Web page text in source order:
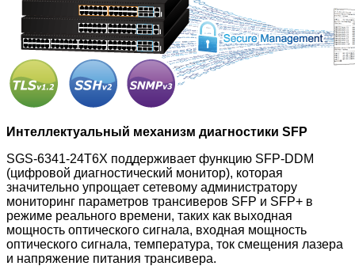
Интеллектуальный механизм диагностики SFP
SGS-6341-24T6X поддерживает функцию SFP-DDM
(цифровой диагностический монитор), которая
значительно упрощает сетевому администратору
мониторинг параметров трансиверов SFP и SFP+ в
режиме реального времени, таких как выходная
мощность оптического сигнала, входная мощность
оптического сигнала, температура, ток смещения лазера
и напряжение питания трансивера.